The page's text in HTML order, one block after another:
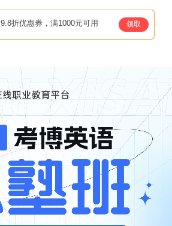
9.8折优惠券，满1000元可用 领取